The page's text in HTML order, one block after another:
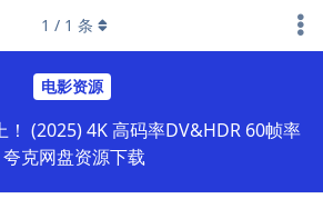
电影资源
！ (2025) 4K 高码率DV&HDR 60帧率
夸克网盘资源下载
1 / 1 条